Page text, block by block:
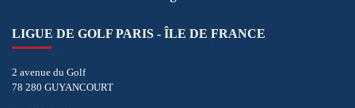
LIGUE DE GOLF PARIS - ÎLE DE FRANCE
2 avenue du Golf
78 280 GUYANCOURT